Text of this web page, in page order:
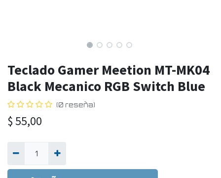
Teclado Gamer Meetion MT-MK04
Black Mecanico RGB Switch Blue
(0 reseña)
$ 55,00